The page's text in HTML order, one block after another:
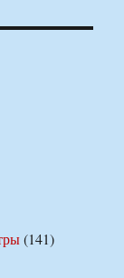
(141)